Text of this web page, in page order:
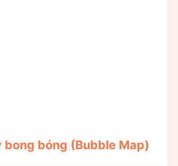
bong bóng (Bubble Map)